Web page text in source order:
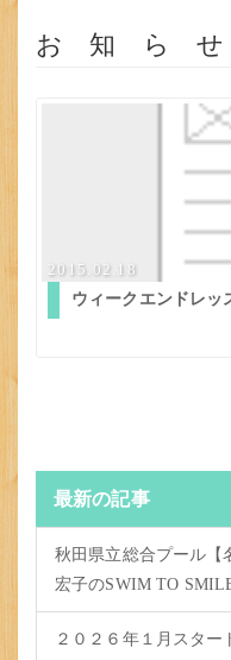
お 知 ら
2015.02.18
ウィークエンドレッ
最新の記事
秋田県立総合プール【
宏子のSWIM TO
２０２６年１月スター